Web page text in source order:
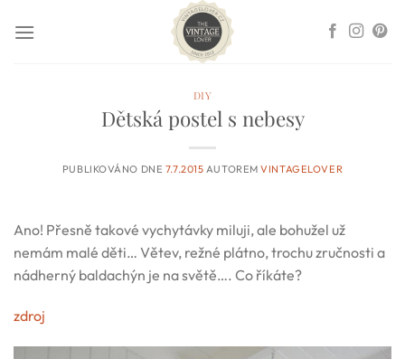
DIY
Dětská postel s nebesy
PUBLIKOVÁNO DNE 7.7.2015 AUTOREMVINTAGELOVER
Ano! Přesně takové vychytávky miluji, ale bohužel už
nemám malé děti… Větev, režné plátno, trochu zručnosti a
nádherný baldachýn je na světě…. Co říkáte?
zdroj